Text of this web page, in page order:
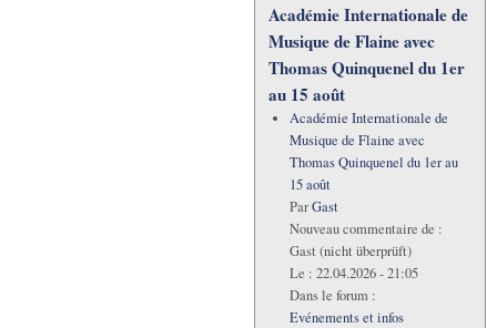
Académie Internationale de
Musique de Flaine avec
Thomas Quinquenel du 1er
au 15 août
Académie Internationale de
Musique de Flaine avec
Thomas Quinquenel du 1er au
15 août
ParGast
Nouveau commentaire de :
Gast (nicht überprüft)
Le : 22.04.2026 - 21:05
Dans le forum :
Evénements et infos